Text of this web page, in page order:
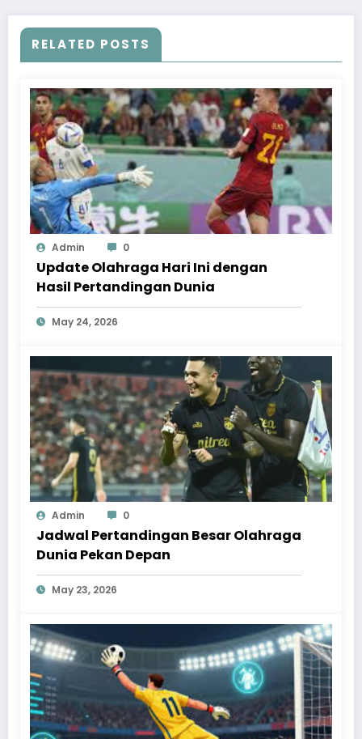
RELATED POSTS
Admin 0
Update Olahraga Hari Ini dengan
Hasil Pertandingan Dunia
May 24, 2026
Admin 0
Jadwal Pertandingan Besar Olahraga
Dunia Pekan Depan
May 23, 2026